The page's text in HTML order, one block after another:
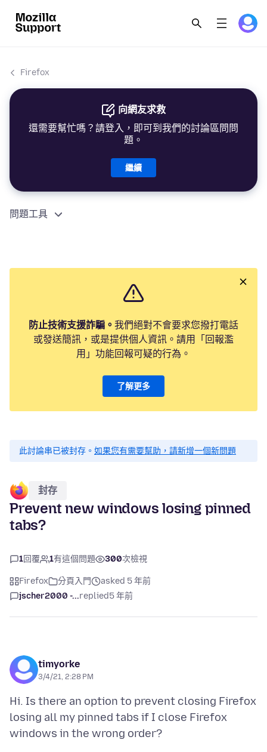
Firefox
向網友求救
還需要幫忙嗎？請登入，即可到我們的討論區問問
題。
繼續
問題工具
防止技術支援詐騙。 我們絕對不會要求您撥打電話
或發送簡訊，或是提供個人資訊。請用「回報濫
用」功能回報可疑的行為。
了解更多
此討論串已被封存。 如果您有需要幫助，請新增一個新問題
封存
Prevent new windows losing pinned
tabs?
1回覆 1有這個問題 300次檢視
Firefox 分頁入門
asked 5 年前
jscher2000 -...replied5 年前
timyorke
3/4/21, 2:28 PM
Hi. Is there an option to prevent closing Firefox
losing all my pinned tabs if I close Firefox